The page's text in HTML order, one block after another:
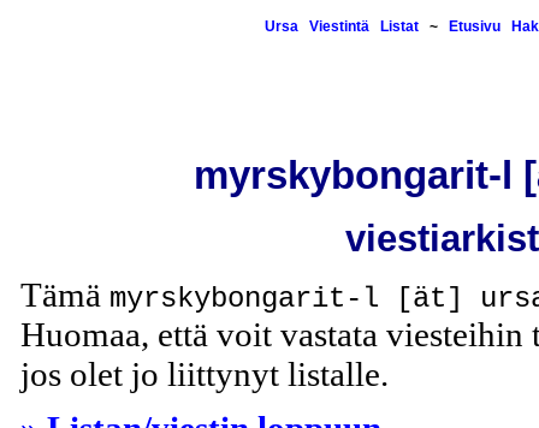
Ursa Viestintä Listat~ Etusivu
myrskybongarit-l
Tämä myrskybongarit-l [ät]
Huomaa, että voit vastata viesteihin
jos olet jo liittynyt listalle.